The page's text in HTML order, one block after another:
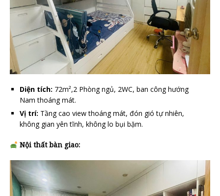
Diện tích: 72m²,2 Phòng ngủ, 2WC, ban công hướng
Nam thoáng mát.
Vị trí: Tầng cao view thoáng mát, đón gió tự nhiên,
không gian yên tĩnh, không lo bụi bặm.
Nội thất bàn giao: